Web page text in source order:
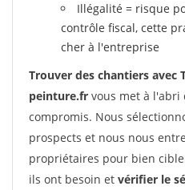
Illégalité = risque
contrôle fiscal, cette
cher à l'entreprise
Trouver des chantiers avec
peinture.fr vous met à l'abri
compromis. Nous
prospects et nous nous
propriétaires pour bien
ils ont besoin et vérifier le